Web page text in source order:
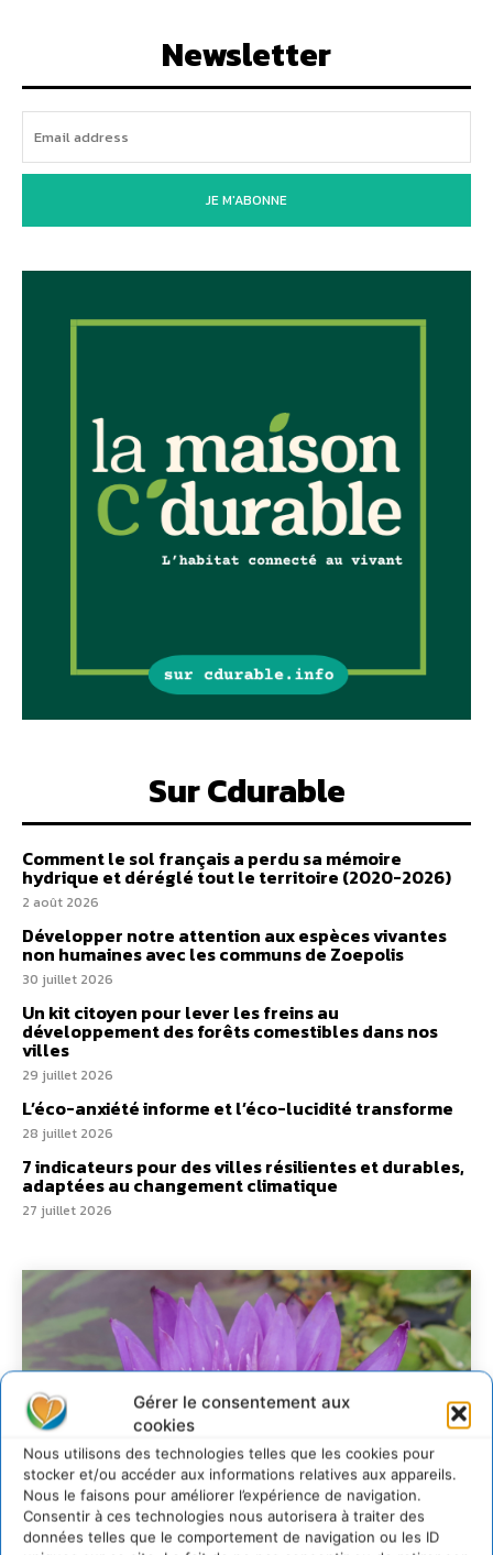
Gérer le consentement aux
cookies
Nous utilisons des technologies telles que les cookies pour
stocker et/ou accéder aux informations relatives aux appareils.
Nous le faisons pour améliorer l’expérience de navigation.
Consentir à ces technologies nous autorisera à traiter des
données telles que le comportement de navigation ou les ID
Newsletter
JE M'ABONNE
Sur Cdurable
Comment le sol français a perdu sa mémoire
hydrique et déréglé tout le territoire (2020-2026)
2 août 2026
Développer notre attention aux espèces vivantes
non humaines avec les communs de Zoepolis
30 juillet 2026
Un kit citoyen pour lever les freins au
développement des forêts comestibles dans nos
villes
29 juillet 2026
L’éco-anxiété informe et l’éco-lucidité transforme
28 juillet 2026
7 indicateurs pour des villes résilientes et durables,
adaptées au changement climatique
27 juillet 2026